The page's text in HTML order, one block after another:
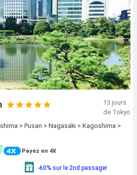
13 jours
de Tokyo
> Pusan > Nagasaki > Kagoshima >
Payez en 4X
-60% sur le 2nd passager